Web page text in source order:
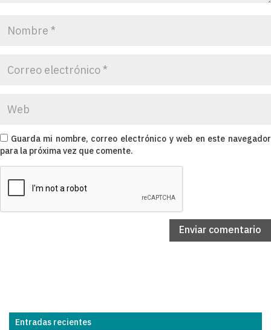
Guarda mi nombre, correo electrónico y web en este navegador
para la próxima vez que comente.
Entradas recientes